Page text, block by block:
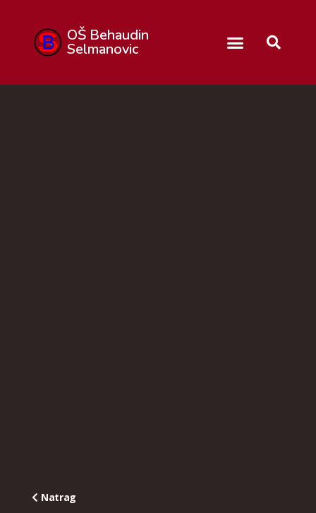
OŠ Behaudin
Selmanovic
Natrag